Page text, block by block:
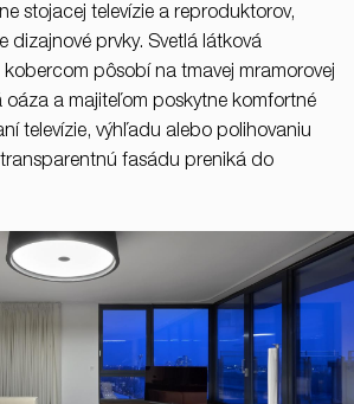
stojacej televízie a reproduktorov,
dizajnové prvky. Svetlá látková
kobercom pôsobí na tmavej mramorovej
a majiteľom poskytne komfortné
televízie, výhľadu alebo polihovaniu
fasádu preniká do